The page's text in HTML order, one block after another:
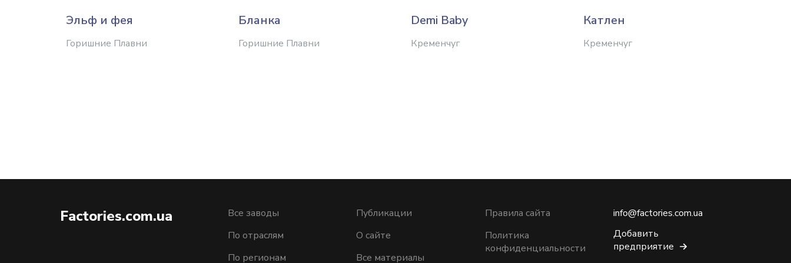
Эльф и фея
Горишние Плавни
Бланка
Горишние Плавни
Demi Baby
Кременчуг
Катлен
Кременчуг
Factories.com.ua
Все заводы
По отраслям
По регионам
Публикации
О сайте
Все материалы
Правила сайта
Политика
конфиденциальности
info@factories.com.ua
Добавить
предприятие